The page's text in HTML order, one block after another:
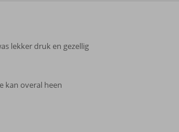
lekker druk en gezellig
kan overal heen